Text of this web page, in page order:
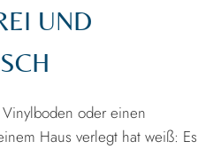
UND
oder einen
Haus verlegt hat weiß: Es